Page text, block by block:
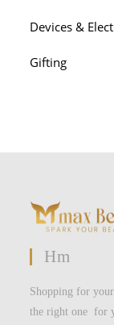
Devices &
Gifting
Hm
Shopping for
the right one for